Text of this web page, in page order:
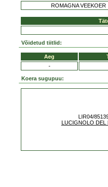
ROMAGNA VEEKOER
Võidetud tiitlid:
Aeg
-
Koera sugupuu:
LIR04/
LUCIGNOLO DEL